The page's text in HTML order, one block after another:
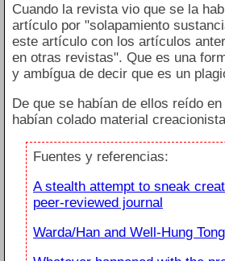
Cuando la revista vio que se la
artículo por "solapamiento
este artículo con los artículos
en otras revistas". Que es una
y ambígua de decir que es un
De que se habían de ellos reído
habían colado material
Fuentes y referencias:
A stealth attempt to sneak
peer-reviewed journal
Warda/Han and Well-Hung